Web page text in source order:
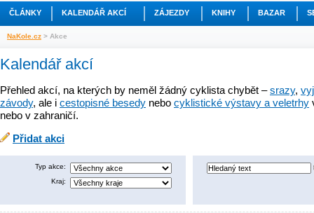
ČLÁNKY KALENDÁŘ AKCÍ ZÁJEZDY KNIHY BAZAR
NaKole.cz > Akce
Kalendář akcí
Přehled akcí, na kterých by neměl žádný cyklista chybět –srazy,
závody, ale i cestopisné besedy nebo cyklistické výstavy a veletrhy
nebo v zahraničí.
Přidat akci
Typ akce:
Kraj: